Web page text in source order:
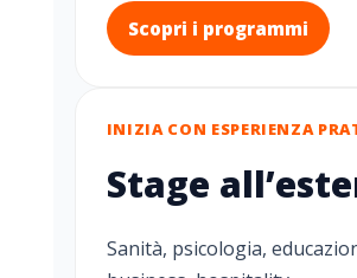
Scopri i programmi
INIZIA CON ESPERIENZA
Stage
Sanità, psicologia,